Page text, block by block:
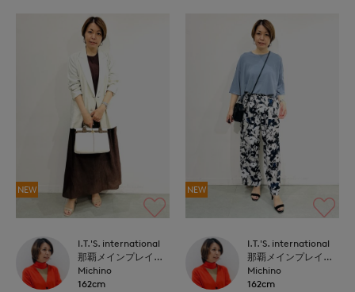
NEW
I.T.'S. international
那覇メインプレイスI.T.'S.international
Michino
162cm
NEW
I.T.'S. international
那覇メインプレイスI.T.'S.international
Michino
162cm